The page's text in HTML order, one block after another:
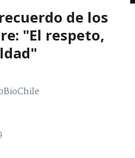
de los
"El respeto,